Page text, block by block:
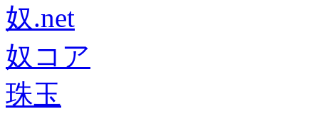
奴.net
奴コア
珠玉